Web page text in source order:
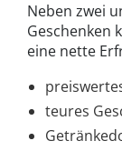
Neben zwei
Geschenken
eine nette
teures